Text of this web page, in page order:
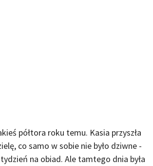
półtora roku temu. Kasia przyszła
co samo w sobie nie było dziwne -
na obiad. Ale tamtego dnia była